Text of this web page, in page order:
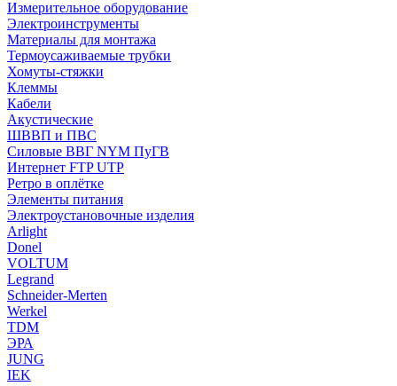
Измерительное оборудование
Электроинструменты
Материалы для монтажа
Термоусаживаемые трубки
Хомуты-стяжки
Клеммы
Кабели
Акустические
ШВВП и ПВС
Силовые ВВГ NYM ПуГВ
Интернет FTP UTP
Ретро в оплётке
Элементы питания
Электроустановочные изделия
Arlight
Donel
VOLTUM
Legrand
Schneider-Merten
Werkel
TDM
ЭРА
JUNG
IEK